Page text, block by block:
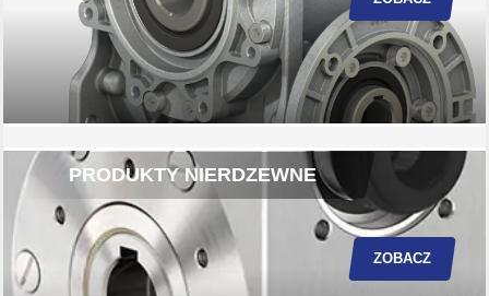
PRODUKTY NIERDZEWNE
ZOBACZ